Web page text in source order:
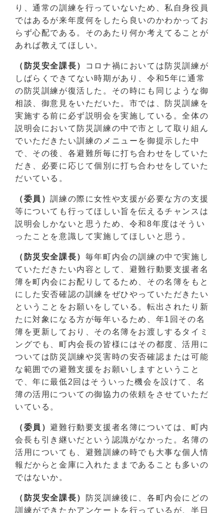
り、通常の訓練を行っていないため、私自身役員
ではあるが来年度何をしたら良いのかわかってお
らず心配である。そのあたり何か考えてることが
あれば教えてほしい。
（防災安全課長）
コロナ禍においては防災訓練が
しばらくできてない時期があり、令和5年に通常
の防災訓練が復活した。その時にも同じような御
相談、御意見をいただいた。市では、防災訓練を
実施する前に必ず説明会を実施している。全体の
説明会において防災訓練の中で市として取り組ん
でいただきたい訓練のメニューを御提示した中
で、その後、各避難所毎に打ち合わせをしていた
だき、必要に応じて個別に打ち合わせをしていた
だいている。
（委員）訓練の際に女性や支援が必要な方の支援
等についても行ってほしい旨を伝えるチャンスは
説明会しかないと思うため、令和8年度はそうい
ったことを意識して実施してほしいと思う。
（防災安全課長） 毎年町内会の訓練の中で実施し
ていただきたい内容として、避難行動要支援者名
簿を町内会にお配りしてるため、その名簿をもと
にした安否確認の訓練をぜひやっていただきたい
ということをお願いをしている。転出されたり新
たに対象になる方が毎年いるため、年1回その名
簿を更新しており、その名簿をお渡しするタイミ
ングでも、町内会長の皆様にはその都度、活用に
ついては防災訓練や災害時の安否確認または可能
な範囲での避難支援をお願いしますということ
で、年に最低2回はそういった機会を設けて、名
簿の活用についての御協力の依頼をさせていただ
いている。
（委員）避難行動要支援者名簿については、町内
会長も引き継いだという認識がなかった。名簿の
活用についても、避難訓練の時でも大事な個人情
報だからと金庫に入れたままであることも多いの
ではないか。
（防災安全課長）
防災訓練後に、各町内会にどの
訓練ができたかアンケートを行っているが、半日